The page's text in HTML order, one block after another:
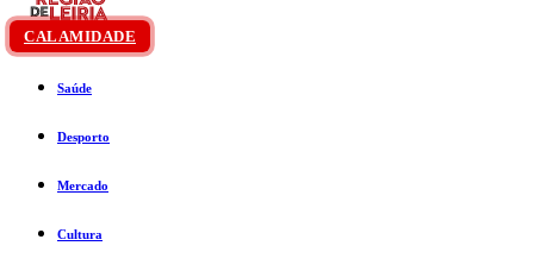
CALAMIDADE
Saúde
Desporto
Mercado
Cultura